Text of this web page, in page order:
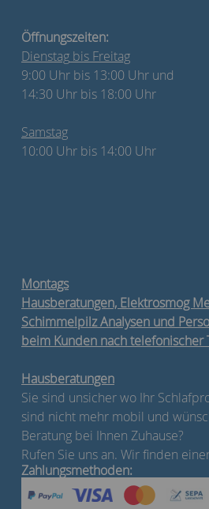
Öffnungszeiten:
Dienstag bis Freitag
9:00 Uhr bis 13:00 Uhr und
14:30 Uhr bis 18:00 Uhr
Samstag
10:00 Uhr bis 14:00 Uhr
Montags
Hausberatungen, Elektrosmog
Schimmelpilz Analysen und
beim Kunden nach telefonischer
Hausberatungen
Sie sind unsicher wo Ihr
sind nicht mehr mobil und
Beratung bei Ihnen Zuhause?
Rufen Sie uns an. Wir finden
Zahlungsmethoden: